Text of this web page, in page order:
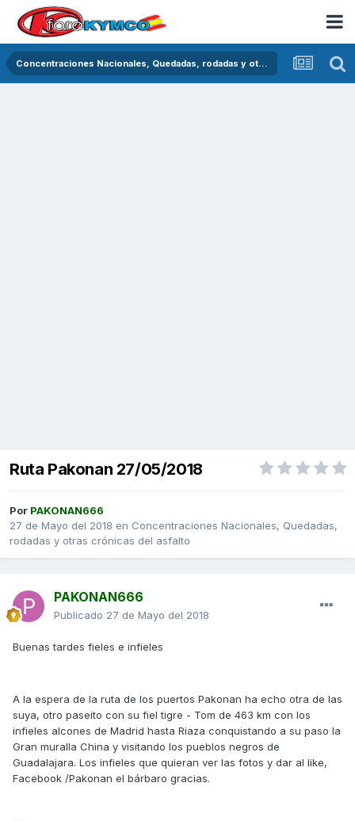
Concentraciones Nacionales, Quedadas, rodadas y otras crónicas del asfalto
Ruta Pakonan 27/05/2018
Por PAKONAN666
27 de Mayo del 2018 en Concentraciones Nacionales, Quedadas,
rodadas y otras crónicas del asfalto
PAKONAN666
Publicado 27 de Mayo del 2018
Buenas tardes fieles e infieles
A la espera de la ruta de los puertos Pakonan ha echo otra de las
suya, otro paseito con su fiel tigre - Tom de 463 km con los
infieles alcones de Madrid hasta Riaza conquistando a su paso la
Gran muralla China y visitando los pueblos negros de
Guadalajara. Los infieles que quieran ver las fotos y dar al like,
Facebook /Pakonan el bárbaro gracias.